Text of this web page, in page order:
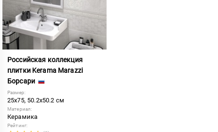
Российская коллекция
плитки Kerama Marazzi
Борсари
Размер:
25x75, 50.2x50.2 см
Материал:
Керамика
Рейтинг: